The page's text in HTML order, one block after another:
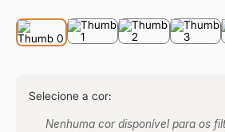
Selecione a cor:
Nenhuma cor disponível para os
6º
colchão
7º
conjuntos
sevilha
prisma